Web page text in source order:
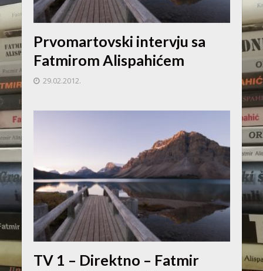
Prvomartovski intervju sa
Fatmirom Alispahićem
29.02.2012.
TV 1 – Direktno – Fatmir